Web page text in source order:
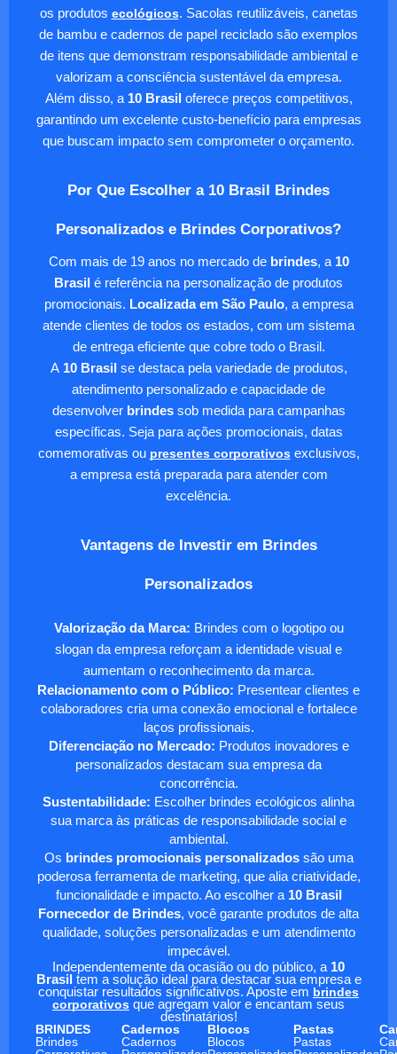
os produtos ecológicos. Sacolas reutilizáveis, canetas
de bambu e cadernos de papel reciclado são exemplos
de itens que demonstram responsabilidade ambiental e
valorizam a consciência sustentável da empresa.
Além disso, a 10 Brasiloferece preços competitivos,
garantindo um excelente custo-benefício para empresas
que buscam impacto sem comprometer o orçamento.
Por Que Escolher a 10 Brasil Brindes
Personalizados e Brindes Corporativos?
Com mais de 19 anos no mercado de brindes, a 10
Brasil é referência na personalização de produtos
promocionais. Localizada em São Paulo, a empresa
atende clientes de todos os estados, com um sistema
de entrega eficiente que cobre todo o Brasil.
A10 Brasilse destaca pela variedade de produtos,
atendimento personalizado e capacidade de
desenvolver brindessob medida para campanhas
específicas. Seja para ações promocionais, datas
comemorativas ou presentes corporativosexclusivos,
a empresa está preparada para atender com
excelência.
Vantagens de Investir em Brindes
Personalizados
Valorização da Marca: Brindes com o logotipo ou
slogan da empresa reforçam a identidade visual e
aumentam o reconhecimento da marca.
Relacionamento com o Público: Presentear clientes e
colaboradores cria uma conexão emocional e fortalece
laços profissionais.
Diferenciação no Mercado: Produtos inovadores e
personalizados destacam sua empresa da
concorrência.
Sustentabilidade: Escolher brindes ecológicos alinha
sua marca às práticas de responsabilidade social e
ambiental.
Os brindes promocionais personalizadossão uma
poderosa ferramenta de marketing, que alia criatividade,
funcionalidade e impacto. Ao escolher a 10 Brasil
Fornecedor de Brindes, você garante produtos de alta
qualidade, soluções personalizadas e um atendimento
impecável.
Independentemente da ocasião ou do público, a 10
Brasil tem a solução ideal para destacar sua empresa e
conquistar resultados significativos. Aposte em brindes
corporativos que agregam valor e encantam seus
destinatários!
BRINDES
Cadernos Blocos Pastas
Brindes
Cadernos
Blocos
Pastas